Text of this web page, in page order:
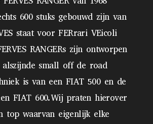
600 stuks gebouwd zijn van
staat voor FERrari VEicoli
RANGERs zijn ontworpen
alszijnde small off de road
is van een FIAT 500 en de
FIAT 600.Wij praten hierover
top waarvan eigenlijk elke